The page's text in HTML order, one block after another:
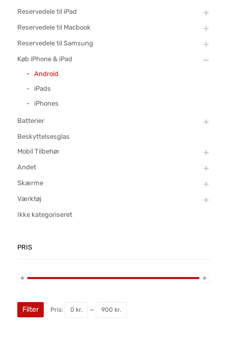
Reservedele til iPad
Reservedele til Macbook
Reservedele til Samsung
Køb iPhone & iPad
Android
iPads
iPhones
Batterier
Beskyttelsesglas
Mobil Tilbehør
Andet
Skærme
Værktøj
Ikke kategoriseret
PRIS
Filter Pris: 0 kr. — 900 kr.